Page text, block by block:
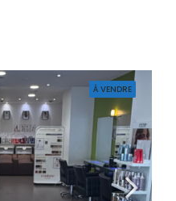
À VENDRE